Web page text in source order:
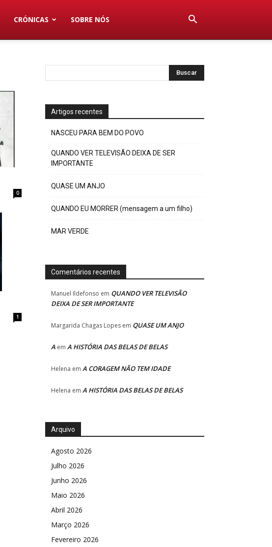
CRÓNICAS SOBRE NÓS
0
1
Artigos recentes
NASCEU PARA BEM DO POVO
QUANDO VER TELEVISÃO DEIXA DE SER
IMPORTANTE
QUASE UM ANJO
QUANDO EU MORRER (mensagem a um filho)
MAR VERDE
Comentários recentes
Manuel Ildefonso em QUANDO VER TELEVISÃO
DEIXA DE SER IMPORTANTE
Margarida Chagas Lopes em QUASE UM ANJO
A em A HISTÓRIA DAS BELAS DE BELAS
Helena em A CORAGEM NÃO TEM IDADE
Helena em A HISTÓRIA DAS BELAS DE BELAS
Arquivo
Agosto 2026
Julho 2026
Junho 2026
Maio 2026
Abril 2026
Março 2026
Fevereiro 2026